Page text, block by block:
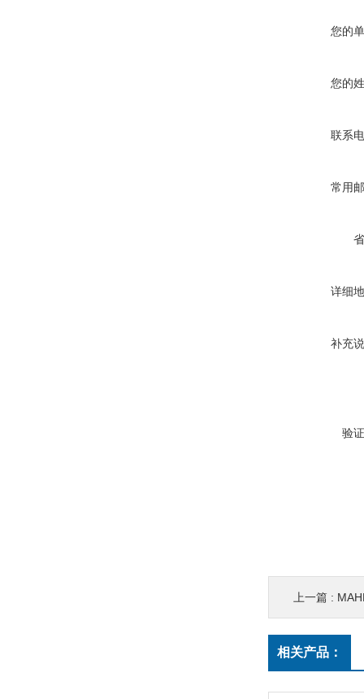
您的
您的
联系
常用
详细
补充
验
上一篇 :
相关产品：